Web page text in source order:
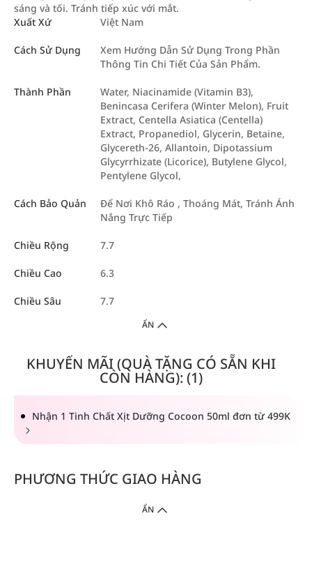
sáng và tối. Tránh tiếp xúc với mắt.
Xuất Xứ
Việt Nam
Cách Sử Dụng
Xem Hướng Dẫn Sử Dụng Trong Phần
Thông Tin Chi Tiết Của Sản Phẩm.
Thành Phần
Water, Niacinamide (Vitamin B3),
Benincasa Cerifera (Winter Melon), Fruit
Extract, Centella Asiatica (Centella)
Extract, Propanediol, Glycerin, Betaine,
Glycereth-26, Allantoin, Dipotassium
Glycyrrhizate (Licorice), Butylene Glycol,
Pentylene Glycol,
Cách Bảo Quản
Để Nơi Khô Ráo , Thoáng Mát, Tránh Ánh
Nắng Trực Tiếp
Chiều Rộng 7.7
Chiều Cao 6.3
Chiều Sâu 7.7
ẨN
KHUYẾN MÃI (QUÀ TẶNG CÓ SẴN KHI
CÒN HÀNG): (1)
Nhận 1 Tinh Chất Xịt Dưỡng Cocoon 50ml đơn từ 499K
PHƯƠNG THỨC GIAO HÀNG
ẨN